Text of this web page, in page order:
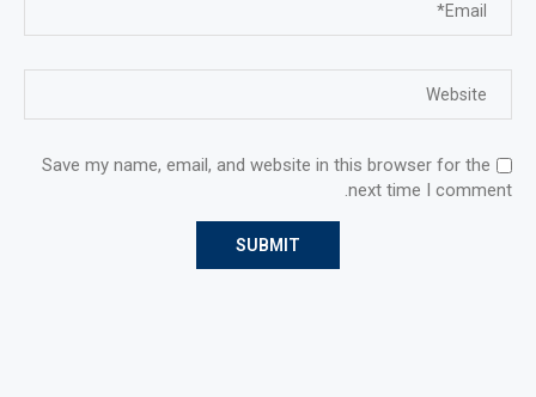
Save my name, email, and website in this browser for the
next time I comment.